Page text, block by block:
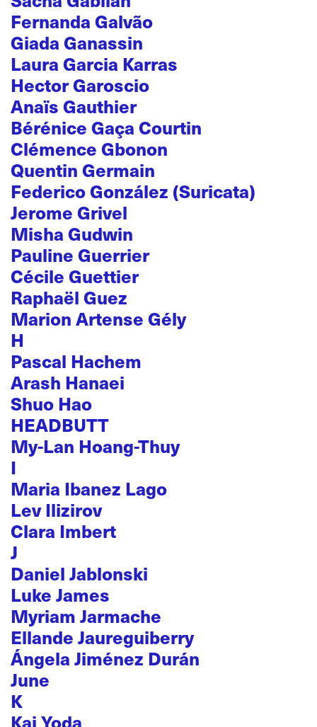
Fernanda Galvão
Giada Ganassin
Laura Garcia Karras
Hector Garoscio
Anaïs Gauthier
Bérénice Gaça Courtin
Clémence Gbonon
Quentin Germain
Federico González (Suricata)
Jerome Grivel
Misha Gudwin
Pauline Guerrier
Cécile Guettier
Raphaël Guez
Marion Artense Gély
H
Pascal Hachem
Arash Hanaei
Shuo Hao
HEADBUTT
My-Lan Hoang-Thuy
I
Maria Ibanez Lago
Lev Ilizirov
Clara Imbert
J
Daniel Jablonski
Luke James
Myriam Jarmache
Ellande Jaureguiberry
Ángela Jiménez Durán
June
K
Kai Yoda